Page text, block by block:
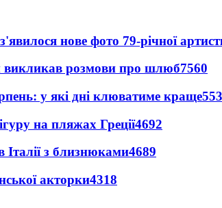
нове фото 79-річної
викликав розмови про шлюб7560
у які дні клюватиме краще
на пляжах Греції4692
Італії з близнюками4689
акторки4318